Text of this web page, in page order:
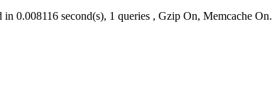
in 0.008116 second(s), 1 queries , Gzip On, Memcache On.